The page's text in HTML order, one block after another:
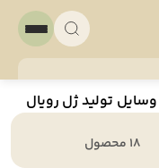
وسایل تولید ژل رویال
18 محصول